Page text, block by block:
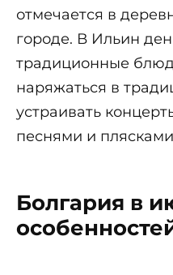
отмечается в
городе. В Ильин
традиционные
наряжаться в
устраивать
песнями и
Болгария в